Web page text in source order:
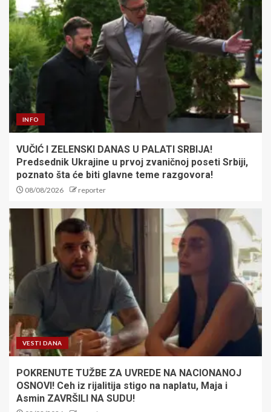
INFO
VUČIĆ I ZELENSKI DANAS U PALATI SRBIJA!
Predsednik Ukrajine u prvoj zvaničnoj poseti Srbiji,
poznato šta će biti glavne teme razgovora!
08/08/2026 reporter
VESTI DANA
POKRENUTE TUŽBE ZA UVREDE NA NACIONANOJ
OSNOVI! Ceh iz rijalitija stigo na naplatu, Maja i
Asmin ZAVRŠILI NA SUDU!